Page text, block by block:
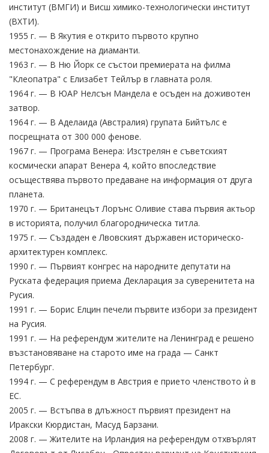
институт (ВМГИ) и Висш химико-технологически институт
(ВХТИ).
1955 г. — В Якутия е открито първото крупно
местонахождение на диаманти.
1963 г. — В Ню Йорк се състои премиерата на филма
"Клеопатра" с Елизабет Тейлър в главната роля.
1964 г. — В ЮАР Нелсън Мандела е осъден на доживотен
затвор.
1964 г. — В Аделаида (Австралия) групата Бийтълс е
посрещната от 300 000 фенове.
1967 г. — Програма Венера: Изстрелян е съветският
космически апарат Венера 4, който впоследствие
осъществява първото предаване на информация от друга
планета.
1970 г. — Британецът Лорънс Оливие става първия актьор
в историята, получил благородническа титла.
1975 г. — Създаден е Лвовският държавен историческо-
архитектурен комплекс.
1990 г. — Първият конгрес на народните депутати на
Руската федерация приема Декларация за суверенитета на
Русия.
1991 г. — Борис Елцин печели първите избори за президент
на Русия.
1991 г. — На референдум жителите на Ленинград е решено
възстановяване на старото име на града — Санкт
Петербург.
1994 г. — С референдум в Австрия е прието членството ѝ в
ЕС.
2005 г. — Встъпва в длъжност първият президент на
Иракски Кюрдистан, Масуд Барзани.
2008 г. — Жителите на Ирландия на референдум отхвърлят